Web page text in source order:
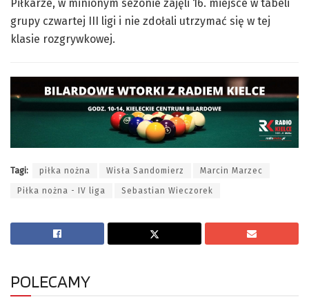
Piłkarze, w minionym sezonie zajęli 16. miejsce w tabeli
grupy czwartej III ligi i nie zdołali utrzymać się w tej
klasie rozgrywkowej.
Tagi: piłka nożna Wisła Sandomierz Marcin Marzec
Piłka nożna - IV liga Sebastian Wieczorek
POLECAMY